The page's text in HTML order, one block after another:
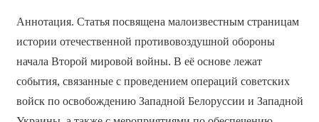
Аннотация. Статья посвящена малоизвестным страницам
истории отечественной противовоздушной обороны
начала Второй мировой войны. В её основе лежат
события, связанные с проведением операций советских
войск по освобождению Западной Белоруссии и Западной